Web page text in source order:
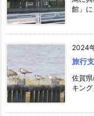
館」
2024
旅行
佐賀
キン